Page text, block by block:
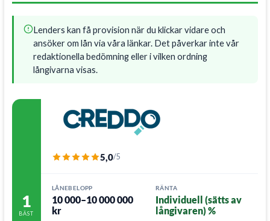
Lenders kan få provision när du klickar vidare och
ansöker om lån via våra länkar. Det påverkar inte vår
redaktionella bedömning eller i vilken ordning
långivarna visas.
1
BÄST
5,0/5
LÅNEBELOPP
10 000–10 000 000
kr
RÄNTA
Individuell (sätts av
långivaren) %